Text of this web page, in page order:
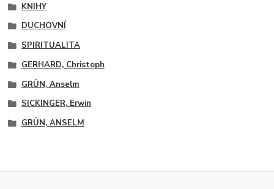
KNIHY
DUCHOVNÍ
SPIRITUALITA
GERHARD, Christoph
GRÜN, Anselm
SICKINGER, Erwin
GRÜN, ANSELM